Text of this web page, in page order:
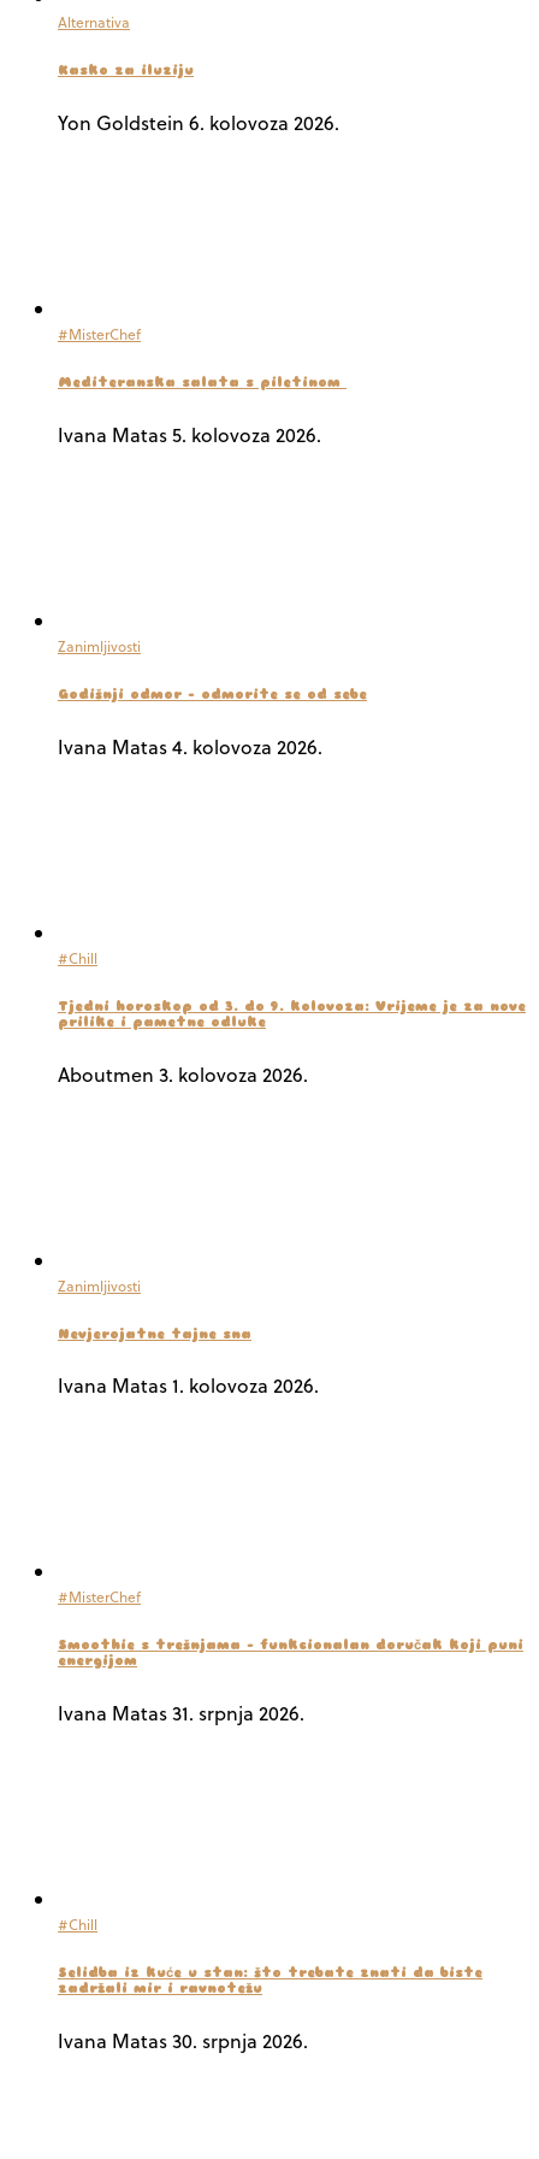
Alternativa
Kasko za iluziju
Yon Goldstein 6. kolovoza 2026.
#MisterChef
Mediteranska salata s piletinom
Ivana Matas5. kolovoza 2026.
Zanimljivosti
Godišnji odmor – odmorite se od sebe
Ivana Matas4. kolovoza 2026.
#Chill
Tjedni horoskop od 3. do 9. kolovoza: Vrijeme je za nove
prilike i pametne odluke
Aboutmen 3. kolovoza 2026.
Zanimljivosti
Nevjerojatne tajne sna
Ivana Matas1. kolovoza 2026.
#MisterChef
Smoothie s trešnjama – funkcionalan doručak koji puni
energijom
Ivana Matas31. srpnja 2026.
#Chill
Selidba iz kuće u stan: što trebate znati da biste
zadržali mir i ravnotežu
Ivana Matas30. srpnja 2026.